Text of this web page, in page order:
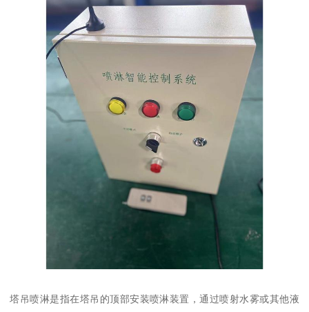
塔吊喷淋是指在塔吊的顶部安装喷淋装置，通过喷射水雾或其他液